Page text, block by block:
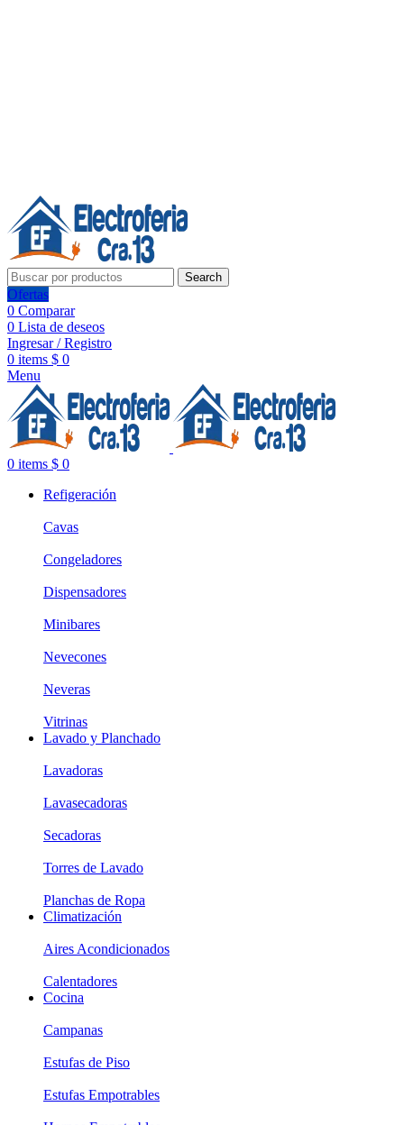
Search
Ofertas
0 Comparar
0 Lista de deseos
Ingresar / Registro
0 items $ 0
Menu
0 items $ 0
Refigeración
Cavas
Congeladores
Dispensadores
Minibares
Nevecones
Neveras
Vitrinas
Lavado y Planchado
Lavadoras
Lavasecadoras
Secadoras
Torres de Lavado
Planchas de Ropa
Climatización
Aires Acondicionados
Calentadores
Cocina
Campanas
Estufas de Piso
Estufas Empotrables